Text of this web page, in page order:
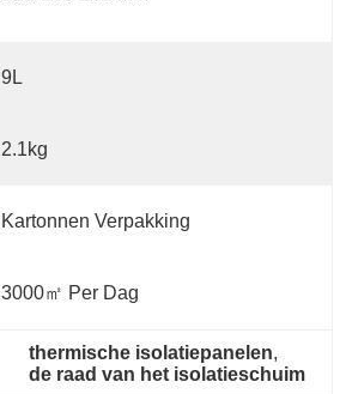
9L
2.1kg
Kartonnen Verpakking
3000㎡ Per Dag
thermische isolatiepanelen,
de raad van het isolatieschuim